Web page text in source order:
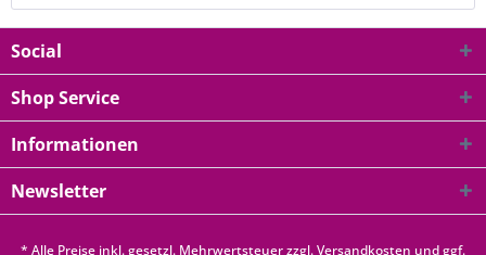
Social
Shop Service
Informationen
Newsletter
* Alle Preise inkl. gesetzl. Mehrwertsteuer zzgl.Versandkosten und ggf.